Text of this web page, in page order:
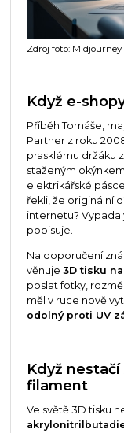
Zdroj foto: Midjourney
Když e-
Příběh Tomáše,
Partner z roku
prasklému držáku
staženým
elektrikářské
řekli, že originální
internetu?
popisuje.
Na doporučení
věnuje 3D tisku
poslat fotky,
měl v ruce nově
odolný proti UV
Když nestačí
filament
Ve světě 3D tisku